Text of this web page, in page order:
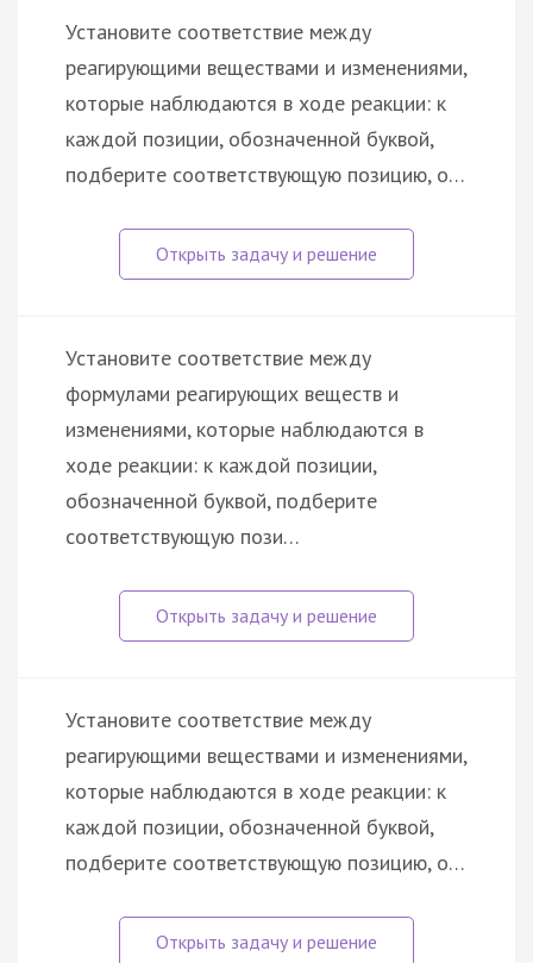
Установите соответствие между
реагирующими веществами и изменениями,
которые наблюдаются в ходе реакции: к
каждой позиции, обозначенной буквой,
подберите соответствующую позицию, о…
Установите соответствие между
формулами реагирующих веществ и
изменениями, которые наблюдаются в
ходе реакции: к каждой позиции,
обозначенной буквой, подберите
соответствующую пози…
Установите соответствие между
реагирующими веществами и изменениями,
которые наблюдаются в ходе реакции: к
каждой позиции, обозначенной буквой,
подберите соответствующую позицию, о…